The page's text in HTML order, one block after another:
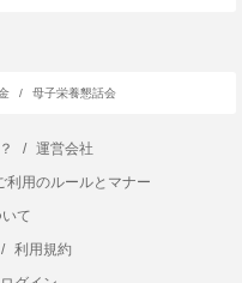
/ 母子栄養懇話会
/
運営会社
利用のルールとマナー
て
/
利用規約